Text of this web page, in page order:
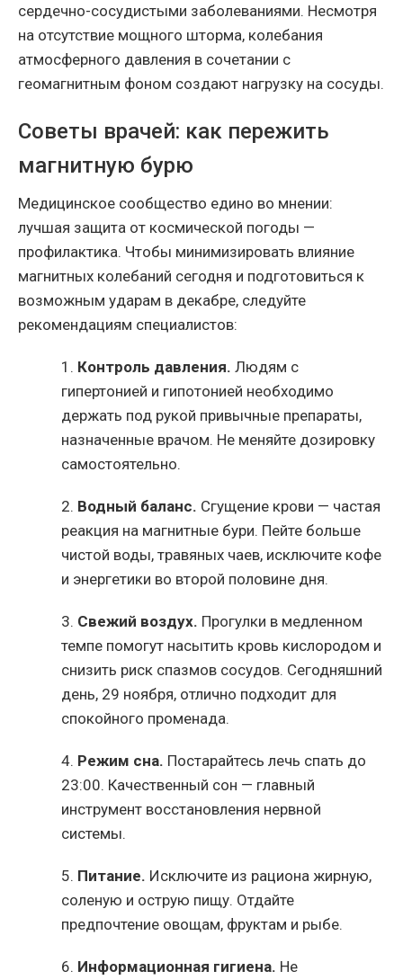
сердечно-сосудистыми заболеваниями. Несмотря
на отсутствие мощного шторма, колебания
атмосферного давления в сочетании с
геомагнитным фоном создают нагрузку на сосуды.
Советы врачей: как пережить
магнитную бурю
Медицинское сообщество едино во мнении:
лучшая защита от космической погоды —
профилактика. Чтобы минимизировать влияние
магнитных колебаний сегодня и подготовиться к
возможным ударам в декабре, следуйте
рекомендациям специалистов:
1. Контроль давления. Людям с
гипертонией и гипотонией необходимо
держать под рукой привычные препараты,
назначенные врачом. Не меняйте дозировку
самостоятельно.
2. Водный баланс. Сгущение крови — частая
реакция на магнитные бури. Пейте больше
чистой воды, травяных чаев, исключите кофе
и энергетики во второй половине дня.
3. Свежий воздух. Прогулки в медленном
темпе помогут насытить кровь кислородом и
снизить риск спазмов сосудов. Сегодняшний
день, 29 ноября, отлично подходит для
спокойного променада.
4. Режим сна. Постарайтесь лечь спать до
23:00. Качественный сон — главный
инструмент восстановления нервной
системы.
5. Питание. Исключите из рациона жирную,
соленую и острую пищу. Отдайте
предпочтение овощам, фруктам и рыбе.
6. Информационная гигиена. Не